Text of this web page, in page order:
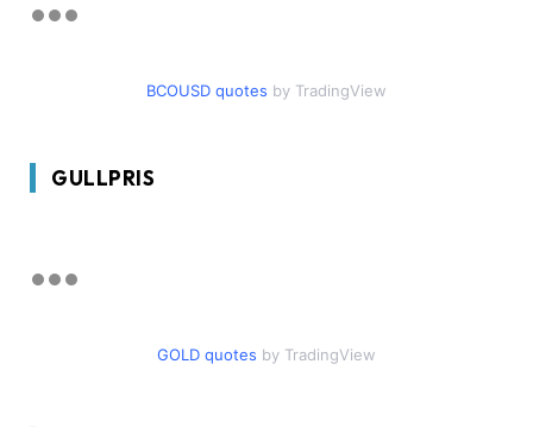
BCOUSD quotes by TradingView
GULLPRIS
GOLD quotes by TradingView